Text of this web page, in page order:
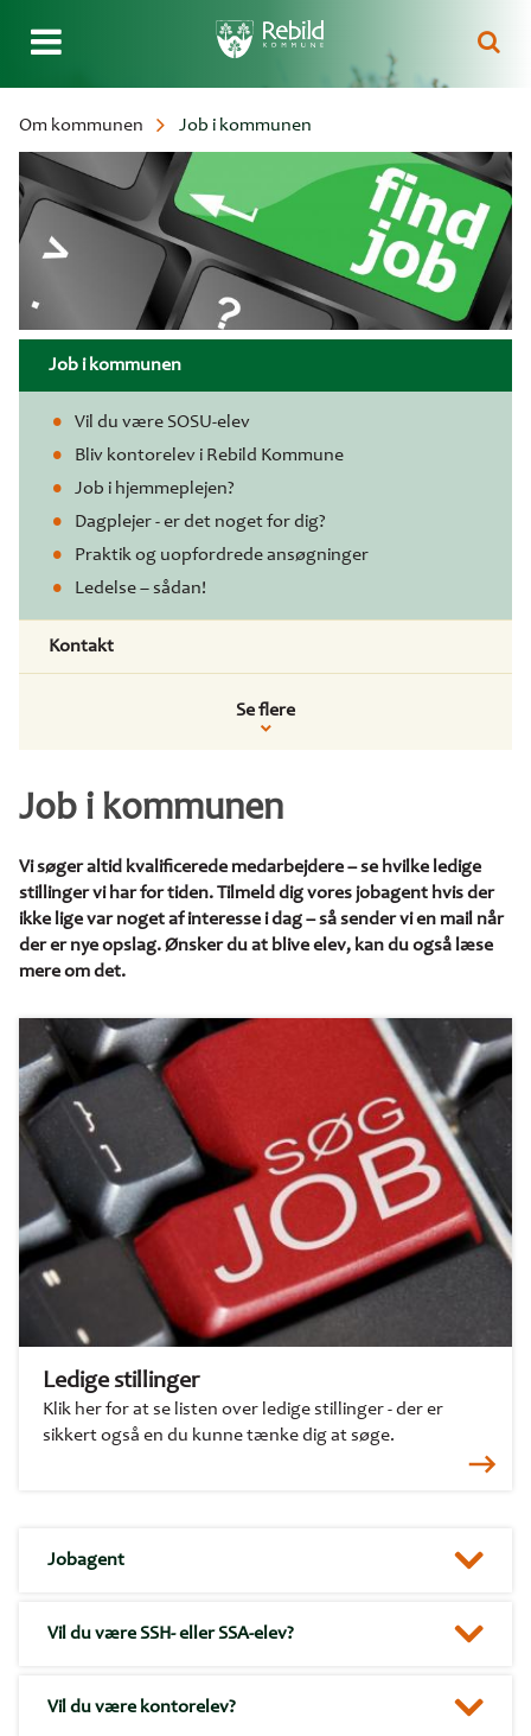
hovedindhold
Brødkrumme
Om kommunen Job i kommunen
Job i kommunen
Vil du være SOSU-elev
Bliv kontorelev i Rebild Kommune
Job i hjemmeplejen?
Dagplejer - er det noget for dig?
Praktik og uopfordrede ansøgninger
Ledelse – sådan!
Kontakt
Se flere
Job i kommunen
Vi søger altid kvalificerede medarbejdere – se hvilke ledige
stillinger vi har for tiden. Tilmeld dig vores jobagent hvis der
ikke lige var noget af interesse i dag – så sender vi en mail når
der er nye opslag. Ønsker du at blive elev, kan du også læse
mere om det.
Ledige stillinger
Klik her for at se listen over ledige stillinger - der er
sikkert også en du kunne tænke dig at søge.
Jobagent
Vil du være SSH- eller SSA-elev?
Vil du være kontorelev?